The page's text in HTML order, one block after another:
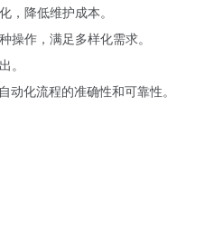
，降低维护成本。
操作，满足多样化需求。
。
化流程的准确性和可靠性。